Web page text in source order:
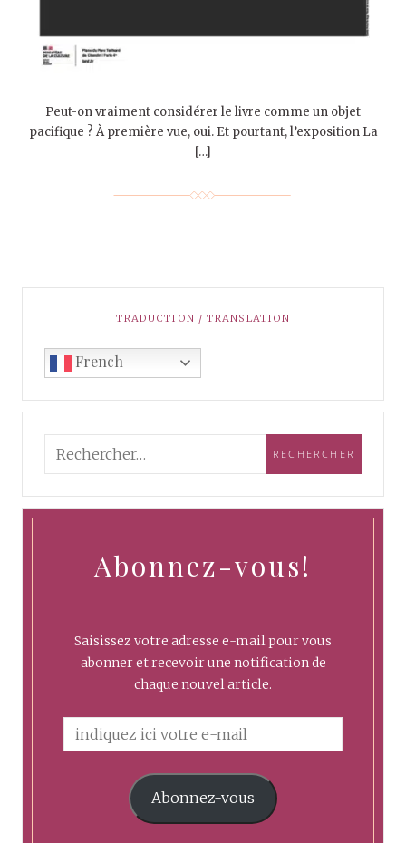
Peut-on vraiment considérer le livre comme un objet
pacifique ? À première vue, oui. Et pourtant, l’exposition La
[…]
TRADUCTION / TRANSLATION
French
Abonnez-vous!
Saisissez votre adresse e-mail pour vous
abonner et recevoir une notification de
chaque nouvel article.
Abonnez-vous